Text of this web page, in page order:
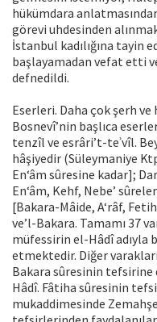
hükümdara
görevi uhdesinden
İstanbul kadılığına tayin
başlayamadan vefat etti
defnedildi.
Eserleri. Daha çok şerh
Bosnevî’nin başlıca
tenzîl ve esrâri’t-teʾvîl.
hâşiyedir (Süleymaniye
En‘âm sûresine kadar];
En‘âm, Kehf, Nebe’
[Bakara-Mâide, A‘râf,
ve’l-Bakara. Tamamı 37
müfessirin el-Hâdî
etmektedir. Diğer
Bakara sûresinin tefsirine
Hâdî. Fâtiha sûresinin
mukaddimesinde